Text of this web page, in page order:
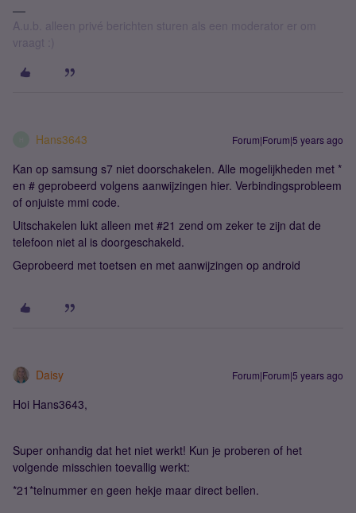
A.u.b. alleen privé berichten sturen als een moderator er om
vraagt :)
Hans3643 Forum|Forum|5 years ago
Kan op samsung s7 niet doorschakelen. Alle mogelijkheden met *
en # geprobeerd volgens aanwijzingen hier. Verbindingsprobleem
of onjuiste mmi code.
Uitschakelen lukt alleen met #21 zend om zeker te zijn dat de
telefoon niet al is doorgeschakeld.
Geprobeerd met toetsen en met aanwijzingen op android
Daisy Forum|Forum|5 years ago
Hoi Hans3643,
Super onhandig dat het niet werkt! Kun je proberen of het
volgende misschien toevallig werkt:
*21*telnummer en geen hekje maar direct bellen.